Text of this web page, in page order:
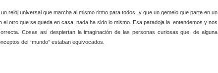
reloj universal que marcha al mismo ritmo para todos, y que un gemelo que parte en un
otro que se queda en casa, nada ha sido lo mismo. Esa paradoja la entendemos y nos
Cosas así despiertan la imaginación de las personas curiosas que, de alguna
del “mundo” estaban equivocados.